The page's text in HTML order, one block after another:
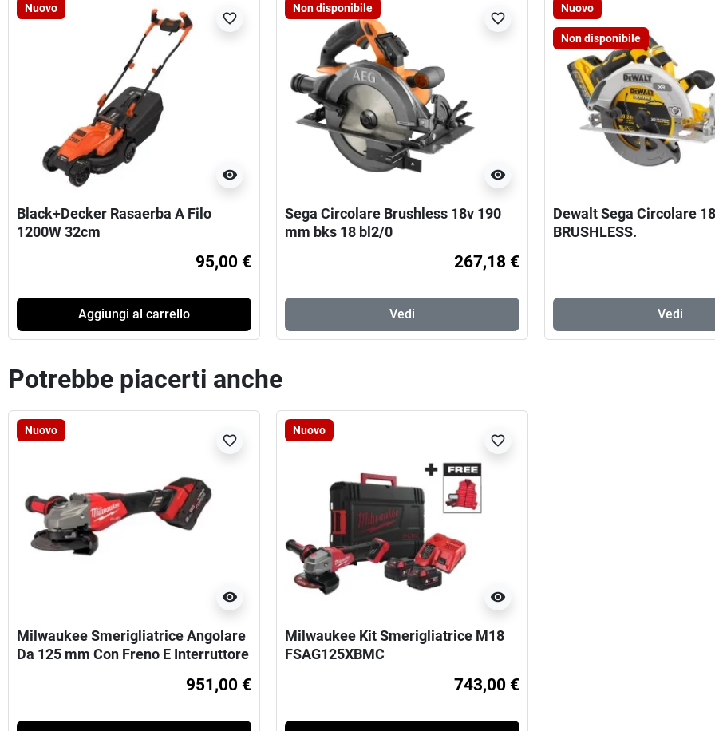
Nuovo
visibility
favorite_border
Black+Decker Rasaerba A Filo
1200W 32cm
95,00 €
Aggiungi al carrello
Non disponibile
visibility
favorite_border
Sega Circolare Brushless 18v 190
mm bks 18 bl2/0
267,18 €
Vedi
Nuovo
Non disponibile
Dewalt Sega Circolare
BRUSHLESS.
Vedi
Potrebbe piacerti anche
Nuovo
visibility
favorite_border
Milwaukee Smerigliatrice Angolare
Da 125 mm Con Freno E Interruttore
951,00 €
Nuovo
visibility
favorite_border
Milwaukee Kit Smerigliatrice M18
FSAG125XBMC
743,00 €